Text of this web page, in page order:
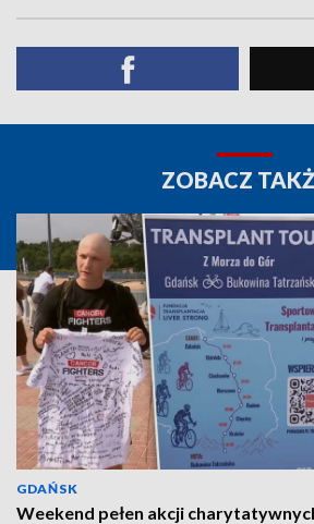
ZOBACZ
GDAŃSK
Weekend pełen akcji